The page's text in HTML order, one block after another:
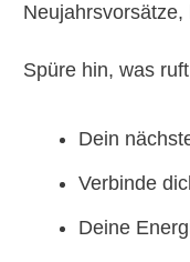
Spüre hin, was
Dein
Verbinde
Deine